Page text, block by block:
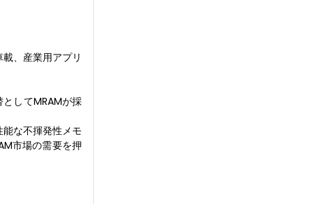
、産業用アプリ
してMRAMが採
な不揮発性メモ
市場の需要を押